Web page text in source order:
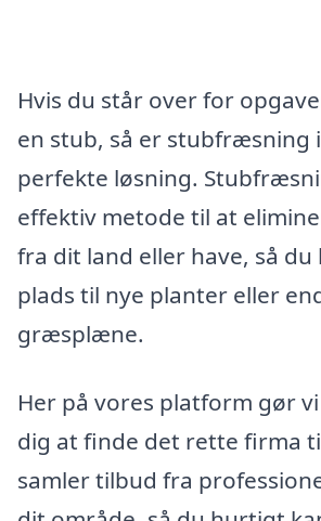
Hvis du står over for
en stub, så er stubfræsning
perfekte løsning.
effektiv metode til at
fra dit land eller have, så du
plads til nye planter eller
græsplæne.
Her på vores platform gør
dig at finde det rette firma
samler tilbud fra